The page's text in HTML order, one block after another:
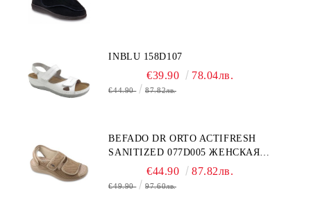
INBLU 158D107
€39.90 78.04лв.
€44.90 87.82лв.
BEFADO DR ORTO ACTIFRESH
SANITIZED 077D005 ЖЕНСКАЯ
€44.90 87.82лв.
€49.90 97.60лв.